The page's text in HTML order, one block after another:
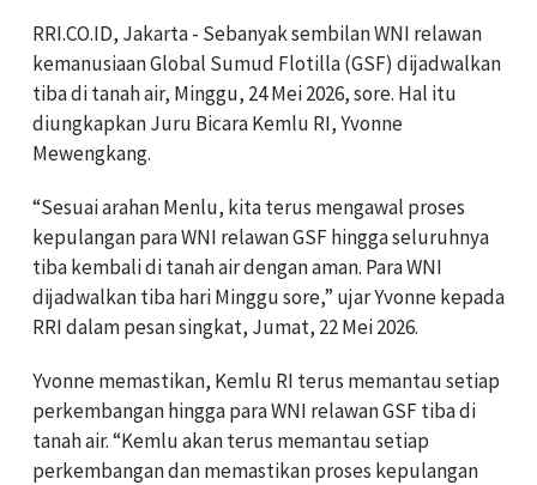
RRI.CO.ID, Jakarta - Sebanyak sembilan WNI relawan
kemanusiaan Global Sumud Flotilla (GSF) dijadwalkan
tiba di tanah air, Minggu, 24 Mei 2026, sore. Hal itu
diungkapkan Juru Bicara Kemlu RI, Yvonne
Mewengkang.
“Sesuai arahan Menlu, kita terus mengawal proses
kepulangan para WNI relawan GSF hingga seluruhnya
tiba kembali di tanah air dengan aman. Para WNI
dijadwalkan tiba hari Minggu sore,” ujar Yvonne kepada
RRI dalam pesan singkat, Jumat, 22 Mei 2026.
Yvonne memastikan, Kemlu RI terus memantau setiap
perkembangan hingga para WNI relawan GSF tiba di
tanah air. “Kemlu akan terus memantau setiap
perkembangan dan memastikan proses kepulangan